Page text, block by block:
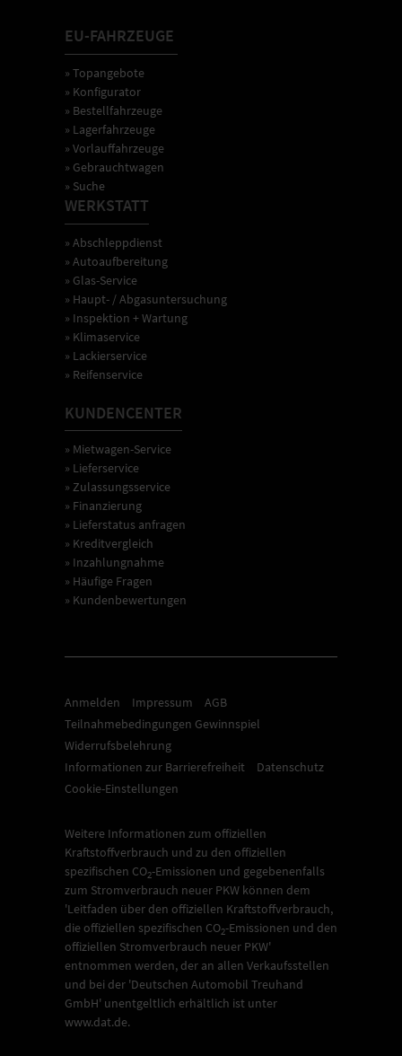
EU-FAHRZEUGE
» Topangebote
» Konfigurator
» Bestellfahrzeuge
» Lagerfahrzeuge
» Vorlauffahrzeuge
» Gebrauchtwagen
» Suche
WERKSTATT
» Abschleppdienst
» Autoaufbereitung
» Glas-Service
» Haupt- / Abgasuntersuchung
» Inspektion + Wartung
» Klimaservice
» Lackierservice
» Reifenservice
KUNDENCENTER
» Mietwagen-Service
» Lieferservice
» Zulassungsservice
» Finanzierung
» Lieferstatus anfragen
» Kreditvergleich
» Inzahlungnahme
» Häufige Fragen
» Kundenbewertungen
Anmelden Impressum
AGB
Teilnahmebedingungen Gewinnspiel
Widerrufsbelehrung
Informationen zur Barrierefreiheit
Datenschutz
Cookie-Einstellungen
Weitere Informationen zum offiziellen
Kraftstoffverbrauch und zu den offiziellen
spezifischen CO2-Emissionen und gegebenenfalls
zum Stromverbrauch neuer PKW können dem
'Leitfaden über den offiziellen Kraftstoffverbrauch,
die offiziellen spezifischen CO2-Emissionen und den
offiziellen Stromverbrauch neuer PKW'
entnommen werden, der an allen Verkaufsstellen
und bei der 'Deutschen Automobil Treuhand
GmbH' unentgeltlich erhältlich ist unter
www.dat.de.